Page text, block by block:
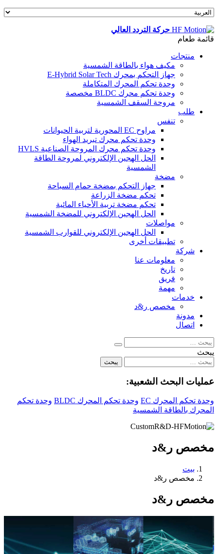
حركة التردد العالي
قائمة طعام
منتجات
مكيف هواء بالطاقة الشمسية
جهاز التحكم بمحرك E-Hybrid Solar Tech
وحدة تحكم المحرك المتكاملة
وحدة تحكم محرك BLDC مخصصة
مروحة السقف الشمسية
طلب
تنفس
مراوح EC المحورية لتربية الحيوانات
وحدة تحكم محرك تبريد الهواء
وحدة تحكم محرك المروحة الصناعية HVLS
الحل الهجين الإلكتروني لمروحة الطاقة
الشمسية
مضخة
جهاز التحكم بمضخة حمام السباحة
تحكم مضخة الزراعة
تحكم مضخة تربية الأحياء المائية
الحل الهجين الإلكتروني للمضخة الشمسية
مواصلات
الحل الهجين الإلكتروني للقوارب الشمسية
تطبيقات أخرى
شركة
معلومات عنا
تاريخ
فريق
مهمة
خدمات
مخصص ر&د
مدونة
اتصال
يبحث
يبحث
يبحث
عمليات البحث الشعبية:
وحدة تحكم المحرك EC وحدة تحكم المحرك BLDC
وحدة تحكم
المحرك بالطاقة الشمسية
مخصص ر&د
بيت
مخصص ر&د
مخصص ر&د